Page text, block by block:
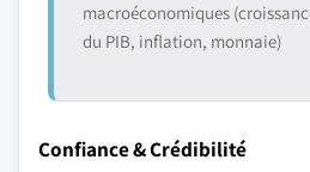
macroéconomiques
du PIB, inflation, monnaie)
Confiance & Crédibilité